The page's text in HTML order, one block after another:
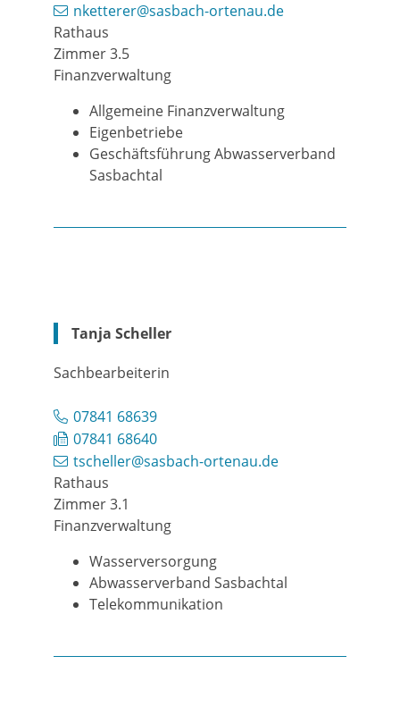
nketterer@sasbach-ortenau.de
Rathaus
Zimmer 3.5
Finanzverwaltung
Allgemeine Finanzverwaltung
Eigenbetriebe
Geschäftsführung Abwasserverband
Sasbachtal
Tanja Scheller
Sachbearbeiterin
07841 68639
07841 68640
tscheller@sasbach-ortenau.de
Rathaus
Zimmer 3.1
Finanzverwaltung
Wasserversorgung
Abwasserverband Sasbachtal
Telekommunikation